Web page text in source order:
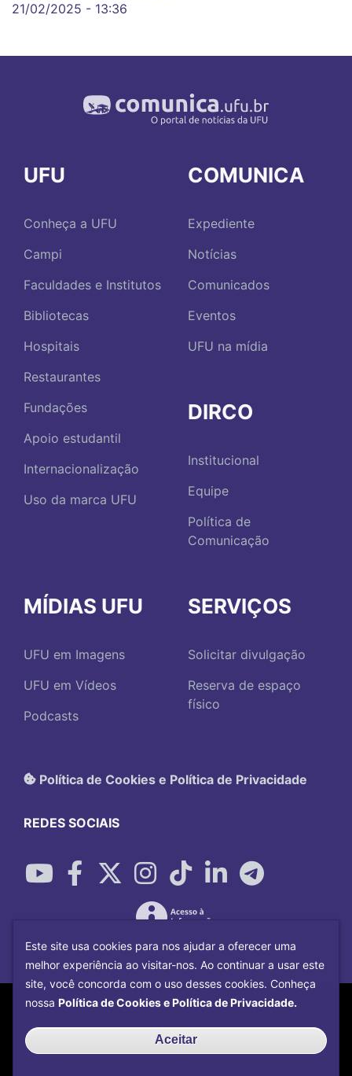
21/02/2025 - 13:36
UFU
Conheça a UFU
Campi
Faculdades e Institutos
Bibliotecas
Hospitais
Restaurantes
Fundações
Apoio estudantil
Internacionalização
Uso da marca UFU
COMUNICA
Expediente
Notícias
Comunicados
Eventos
UFU na mídia
DIRCO
Institucional
Equipe
Política de
Comunicação
MÍDIAS UFU
UFU em Imagens
UFU em Vídeos
Podcasts
SERVIÇOS
Solicitar divulgação
Reserva de espaço
físico
Política de Cookies e Política de Privacidade
REDES SOCIAIS
Copyright©2026Universidade Federal
Centro de Tecnologia da
Informação e Comunicaçãocom o CMS de
Este site usa cookies para nos ajudar a oferecer uma
melhor experiência ao visitar-nos. Ao continuar a usar este
site, você concorda com o uso desses cookies. Conheça
nossa Política de Cookies e Política de Privacidade.
Aceitar